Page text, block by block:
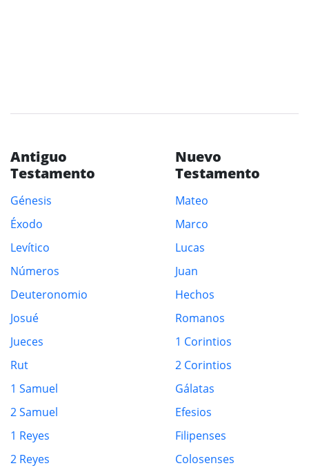
Antiguo
Testamento
Génesis
Éxodo
Levítico
Números
Deuteronomio
Josué
Jueces
Rut
1 Samuel
2 Samuel
1 Reyes
2 Reyes
Nuevo
Testamento
Mateo
Marco
Lucas
Juan
Hechos
Romanos
1 Corintios
2 Corintios
Gálatas
Efesios
Filipenses
Colosenses